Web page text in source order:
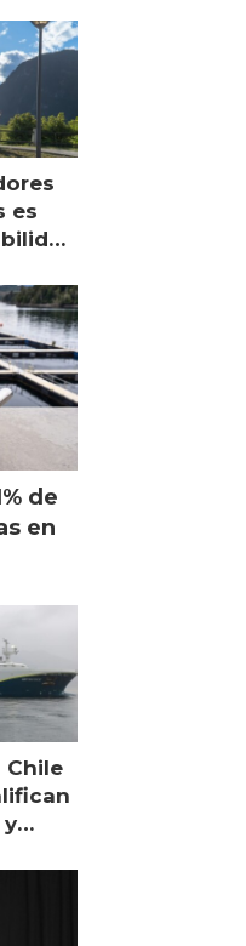
es
de
en
Chile
y